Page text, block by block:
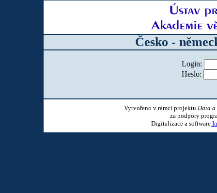
Česko -
Login:
Heslo:
Vytvořeno v rámci projektu Data a
za podpory
Digitalizace a software